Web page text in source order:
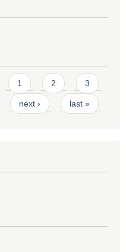
1 2 3
next › last »